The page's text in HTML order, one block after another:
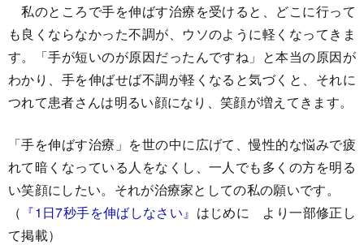
私のところで手を伸ばす治療を受けると、どこに行って
も良くならなかった不調が、ウソのように軽くなってきま
す。「手が短いのが原因だったんですね」と本当の原因が
わかり、手を伸ばせば不調が軽くなると気づくと、それに
つれて患者さんは明るい顔になり、笑顔が増えてきます。
「手を伸ばす治療」を世の中に広げて、慢性的な悩みで疲
れて暗くなっている人をなくし、一人でも多くの方を明る
い笑顔にしたい。それが治療家としての私の願いです。
（ 『1日7秒手を伸ばしなさい』 はじめに より一部修正し
て掲載）